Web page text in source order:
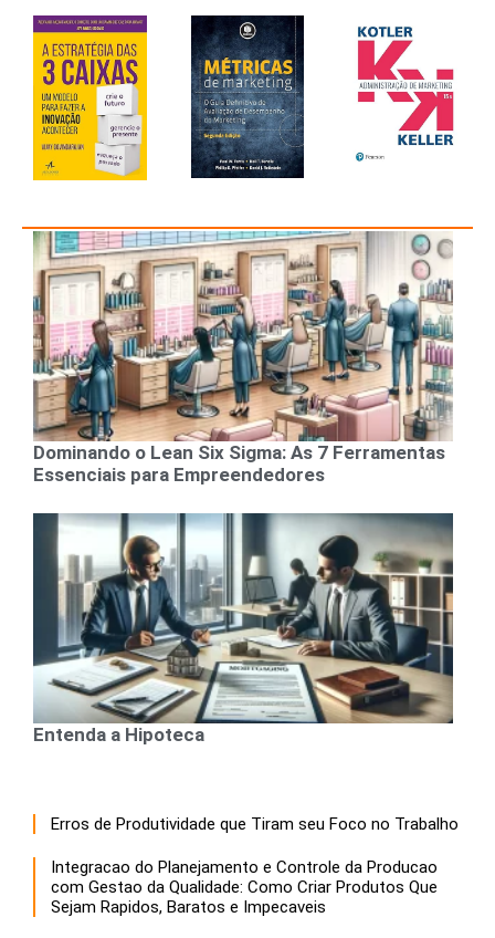
Dominando o Lean Six Sigma: As 7 Ferramentas
Essenciais para Empreendedores
Entenda a Hipoteca
Erros de Produtividade que Tiram seu Foco no Trabalho
Integracao do Planejamento e Controle da Producao
com Gestao da Qualidade: Como Criar Produtos Que
Sejam Rapidos, Baratos e Impecaveis